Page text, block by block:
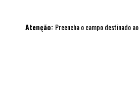
Atenção: Preencha o campo destinado